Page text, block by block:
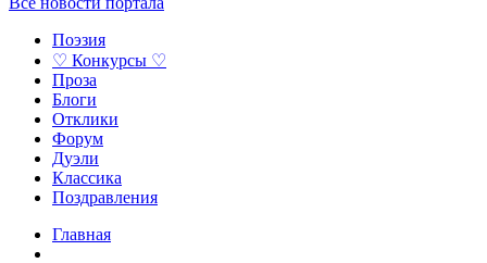
Поэзия
♡ Конкурсы ♡
Проза
Блоги
Отклики
Форум
Дуэли
Классика
Поздравления
Главная